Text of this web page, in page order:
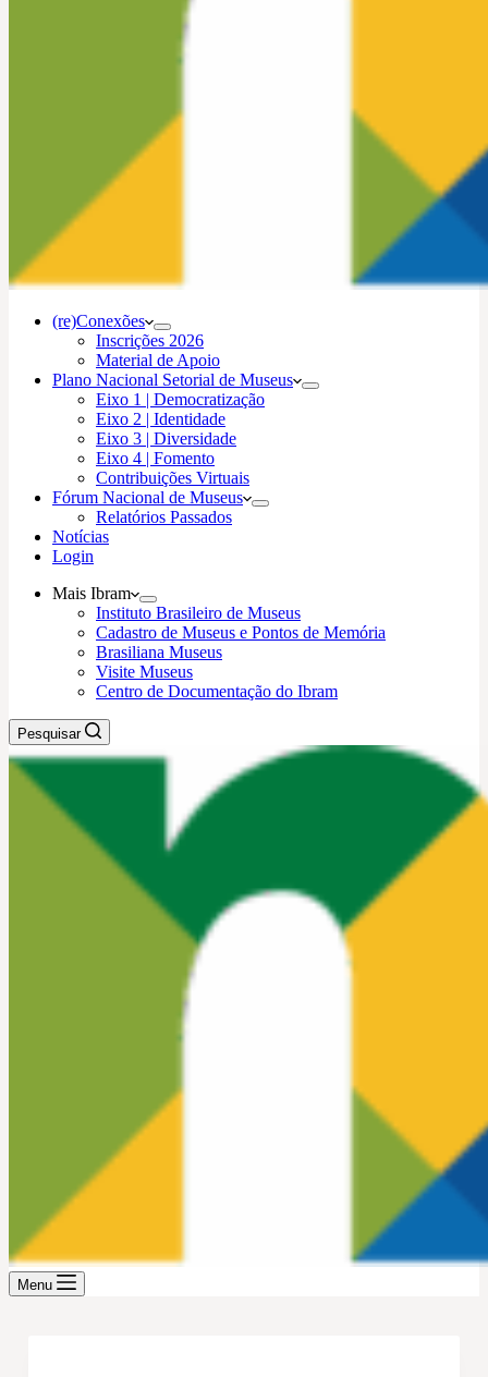
(re)Conexões
Inscrições 2026
Material de Apoio
Plano Nacional Setorial de Museus
Eixo 1 | Democratização
Eixo 2 | Identidade
Eixo 3 | Diversidade
Eixo 4 | Fomento
Contribuições Virtuais
Fórum Nacional de Museus
Relatórios Passados
Notícias
Login
Mais Ibram
Instituto Brasileiro de Museus
Cadastro de Museus e Pontos de Memória
Brasiliana Museus
Visite Museus
Centro de Documentação do Ibram
Pesquisar
Menu